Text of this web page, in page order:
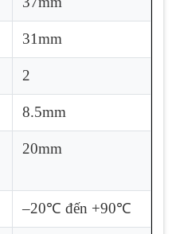
31mm
2
8.5mm
20mm
–20℃ đến +90℃